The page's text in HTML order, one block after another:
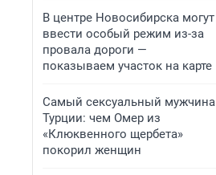
В центре Новосибирска могут
ввести особый режим из-за
провала дороги —
показываем участок на карте
Самый сексуальный мужчина
Турции: чем Омер из
«Клюквенного щербета»
покорил женщин